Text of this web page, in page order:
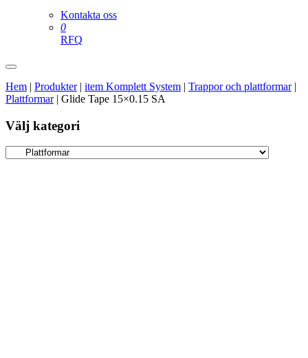
Kontakta oss
0
RFQ
Hem | Produkter| item Komplett System | Trappor och plattformar|
Plattformar| Glide Tape 15×0.15 SA
Välj kategori